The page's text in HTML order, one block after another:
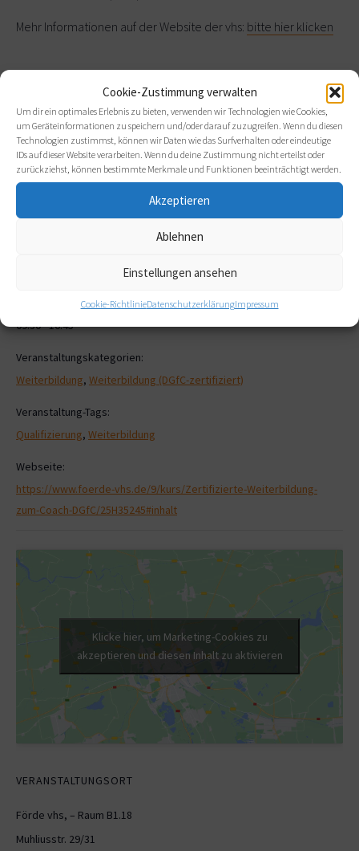
Cookie-Zustimmung verwalten
Um dir ein optimales Erlebnis zu bieten, verwenden wir Technologien wie Cookies,
um Geräteinformationen zu speichern und/oder darauf zuzugreifen. Wenn du diesen
Technologien zustimmst, können wir Daten wie das Surfverhalten oder eindeutige
IDs auf dieser Website verarbeiten. Wenn du deine Zustimmung nicht erteilst oder
zurückziehst, können bestimmte Merkmale und Funktionen beeinträchtigt werden.
Akzeptieren
Ablehnen
Einstellungen ansehen
Cookie-RichtlinieDatenschutzerklärungImpressum
Mehr Informationen auf der Website der vhs: bitte hier klicken
Zum Kalender hinzufügen
DETAILS
09:30 - 16:45
Veranstaltungskategorien:
Weiterbildung, Weiterbildung (DGfC-zertifiziert)
Veranstaltung-Tags:
Qualifizierung, Weiterbildung
Webseite:
https://www.foerde-vhs.de/9/kurs/Zertifizierte-Weiterbildung-
zum-Coach-DGfC/25H35245#inhalt
VERANSTALTUNGSORT
Förde vhs, – Raum B1.18
Muhliusstr. 29/31
Klicke hier, um Marketing-Cookies zu
akzeptieren und diesen Inhalt zu aktivieren